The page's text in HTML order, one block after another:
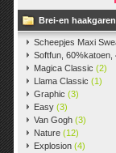
Brei-en haakgaren
Scheepjes Maxi
Softfun, 60%katoen,
Magica Classic (2)
Llama Classic (1)
Graphic (3)
Easy (3)
Van Gogh (3)
Nature (12)
Explosion (4)